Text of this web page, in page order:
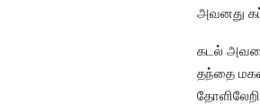
அவனது
கடல்
தந்தை